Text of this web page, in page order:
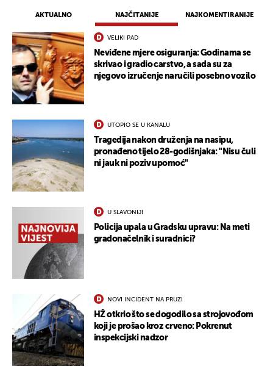
AKTUALNO NAJČITANIJE NAJKOMENTIRANIJE
VELIKI PAD
Neviđene mjere osiguranja: Godinama se
skrivao i gradio carstvo, a sada su za
njegovo izručenje naručili posebno vozilo
UTOPIO SE U KANALU
Tragedija nakon druženja na nasipu,
pronađeno tijelo 28-godišnjaka: "Nisu čuli
ni jauk ni poziv upomoć"
U SLAVONIJI
Policija upala u Gradsku upravu: Na meti
gradonačelnik i suradnici?
NOVI INCIDENT NA PRUZI
HŽ otkrio što se dogodilo sa strojovođom
koji je prošao kroz crveno: Pokrenut
inspekcijski nadzor